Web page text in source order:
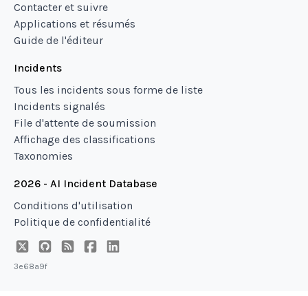
Contacter et suivre
Applications et résumés
Guide de l'éditeur
Incidents
Tous les incidents sous forme de liste
Incidents signalés
File d'attente de soumission
Affichage des classifications
Taxonomies
2026 - AI Incident Database
Conditions d'utilisation
Politique de confidentialité
3e68a9f